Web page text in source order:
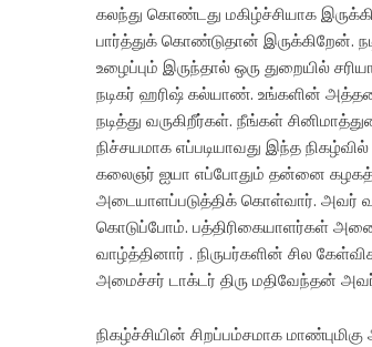
கலந்து கொண்டது மகிழ்ச்சியாக
பார்த்துக் கொண்டுதான் இருக்கிறேன்.
உழைப்பும் இருந்தால் ஒரு துறையில்
நடிகர் ஹரிஷ் கல்யாண். உங்களின்
நடித்து வருகிறீர்கள். நீங்கள்
நிச்சயமாக எப்படியாவது இந்த
கலைஞர் ஐயா எப்போதும் தன்னை
அடையாளப்படுத்திக் கொள்வார். அவர்
கொடுப்போம். பத்திரிகையாளர்கள்
வாழ்த்தினார் . நிருபர்களின் சில
அமைச்சர் டாக்டர் திரு மதிவேந்தன்
நிகழ்ச்சியின் சிறப்பம்சமாக